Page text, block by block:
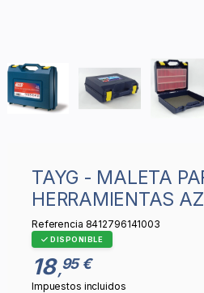
TAYG - MALETA PARA
HERRAMIENTAS
Referencia 8412796141003
DISPONIBLE
18 ,95 €
Impuestos incluidos